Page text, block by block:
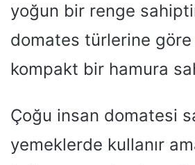
yoğun bir renge
domates türlerine göre
kompakt bir hamura
Çoğu insan domatesi
yemeklerde kullanır